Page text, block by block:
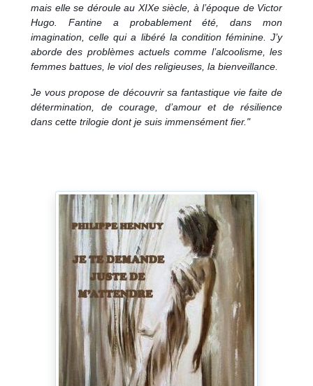
mais elle se déroule au XIXe siècle, à l’époque de Victor
Hugo. Fantine a probablement été, dans mon
imagination, celle qui a libéré la condition féminine. J’y
aborde des problèmes actuels comme l’alcoolisme, les
femmes battues, le viol des religieuses, la bienveillance.
Je vous propose de découvrir sa fantastique vie faite de
détermination, de courage, d’amour et de résilience
dans cette trilogie dont je suis immensément fier."